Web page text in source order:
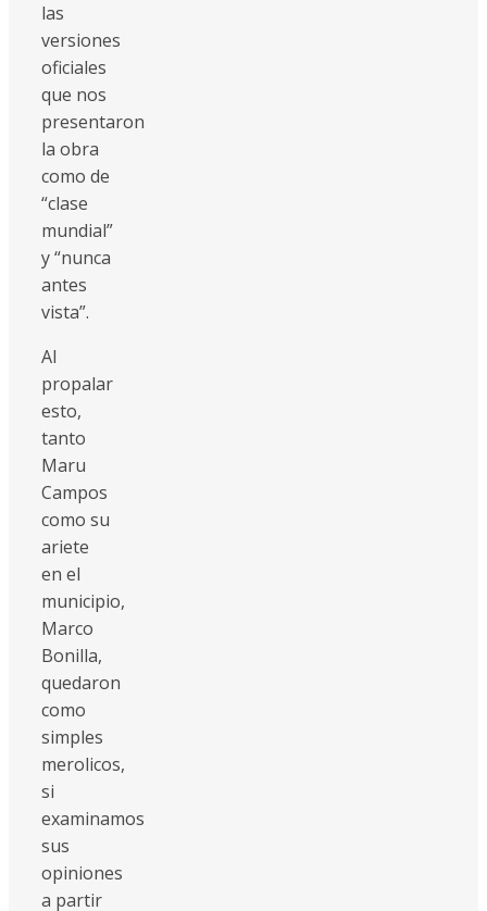
las
versiones
oficiales
que nos
presentaron
la obra
como de
“clase
mundial”
y “nunca
antes
vista”.
Al
propalar
esto,
tanto
Maru
Campos
como su
ariete
en el
municipio,
Marco
Bonilla,
quedaron
como
simples
merolicos,
si
examinamos
sus
opiniones
a partir